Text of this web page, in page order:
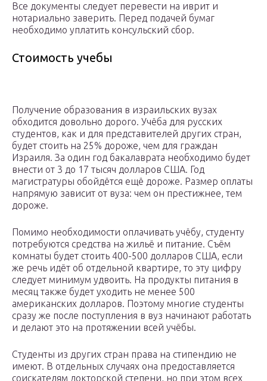
Все документы следует перевести на иврит и
нотариально заверить. Перед подачей бумаг
необходимо уплатить консульский сбор.
Стоимость учебы
Получение образования в израильских вузах
обходится довольно дорого. Учёба для русских
студентов, как и для представителей других стран,
будет стоить на 25% дороже, чем для граждан
Израиля. За один год бакалаврата необходимо будет
внести от 3 до 17 тысяч долларов США. Год
магистратуры обойдётся ещё дороже. Размер оплаты
напрямую зависит от вуза: чем он престижнее, тем
дороже.
Помимо необходимости оплачивать учёбу, студенту
потребуются средства на жильё и питание. Съём
комнаты будет стоить 400-500 долларов США, если
же речь идёт об отдельной квартире, то эту цифру
следует минимум удвоить. На продукты питания в
месяц также будет уходить не менее 500
американских долларов. Поэтому многие студенты
сразу же после поступления в вуз начинают работать
и делают это на протяжении всей учёбы.
Студенты из других стран права на стипендию не
имеют. В отдельных случаях она предоставляется
соискателям докторской степени, но при этом всех